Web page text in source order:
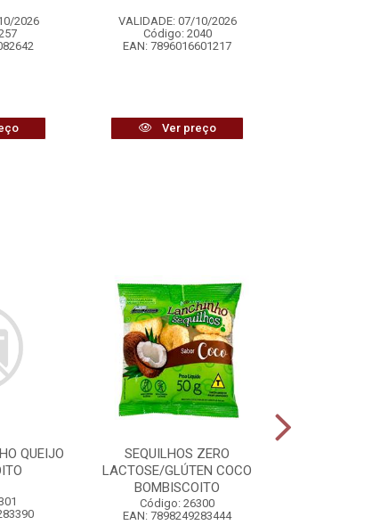
2026
VALIDADE: 07/10/2026
Código: 2040
EAN: 7896016601217
Ver preço
QUEIJO
SEQUILHOS ZERO
LACTOSE/GLÚTEN COCO
BOMBISCOITO
Código: 26300
EAN: 7898249283444